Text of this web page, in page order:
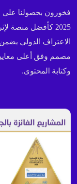
2025 كأفضل منصة
الاعتراف الدولي
مصمم وفق أعلى
وكتابة المحتوى.